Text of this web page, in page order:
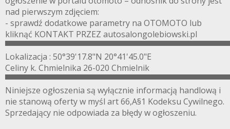
nad pierwszym zdjęciem:
- sprawdź dodatkowe parametry na OTOMOTO lub
kliknąć KONTAKT PRZEZ autosalongolebiowski.pl
Lokalizacja : 50°39'17.8"N 20°41'45.0"E
Celiny k. Chmielnika 26-020 Chmielnik
Niniejsze ogłoszenia są wyłącznie informacją handlową i
nie stanową oferty w myśl art 66,A§1 Kodeksu Cywilnego.
Sprzedający nie odpowiada za błędy w ogłoszeniu.